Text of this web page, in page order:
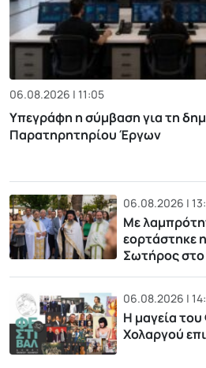
06.08.2026 | 11:05
Υπεγράφη η σύμβαση για τη
Παρατηρητηρίου Έργων
06.08.2026 |
Με
εορτάστηκε
Σωτήρος
06.08.2026 |
Η μαγεία
Χολαργού